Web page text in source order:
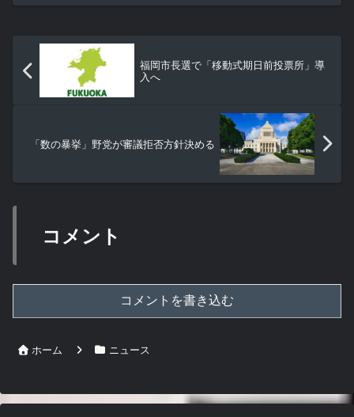
『LBX』、静かで上質な空間と走...
福岡市長選で「移動式期日前投票所」導
入へ
「数の暴挙」野党が審議拒否方針決める
コメント
コメントを書き込む
ホーム ニュース